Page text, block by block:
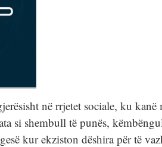
në rrjetet sociale, ku kanë
si shembull të punës,
kur ekziston dëshira për të